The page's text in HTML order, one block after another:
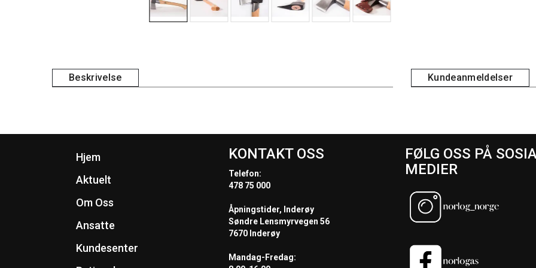
Beskrivelse Kundeanmeldelser
Hjem
Aktuelt
Om Oss
Ansatte
Kundesenter
KONTAKT OSS
Telefon:
478 75 000
Åpningstider, Inderøy
Søndre Lensmyrvegen 56
7670 Inderøy
Mandag-Fredag:
FØLG OSS PÅ
MEDIER